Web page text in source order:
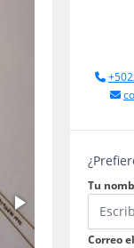
Tu
Correo